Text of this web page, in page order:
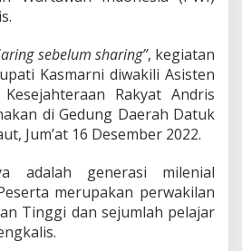
n
g
S
e
b
e
s
a
sebelum sharing”, kegiatan
Kasmarni diwakili Asisten
Rakyat Andris
di Gedung Daerah Datuk
Jum’at 16 Desember 2022.
adalah generasi milenial
merupakan perwakilan
Tinggi dan sejumlah pelajar